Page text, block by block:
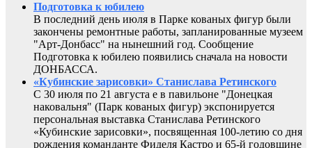
Подготовка к юбилею
В последний день июля в Парке кованых фигур были
закончены ремонтные работы, запланированные музеем
"Арт-Донбасс" на нынешний год. Сообщение
Подготовка к юбилею появились сначала на новости
ДОНБАССА.
«Кубинские зарисовки» Станислава Ретинского
С 30 июля по 21 августа е в павильоне "Донецкая
наковальня" (Парк кованых фигур) экспонируется
персональная выставка Станислава Ретинского
«Кубинские зарисовки», посвященная 100-летию со дня
рождения команданте Фиделя Кастро и 65-й годовщине